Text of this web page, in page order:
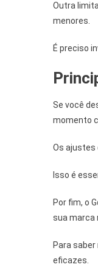
Outra
menores.
É preciso
Se você
momento
Os ajustes
Isso é
Por fim, o
sua marca
Para
eficazes.